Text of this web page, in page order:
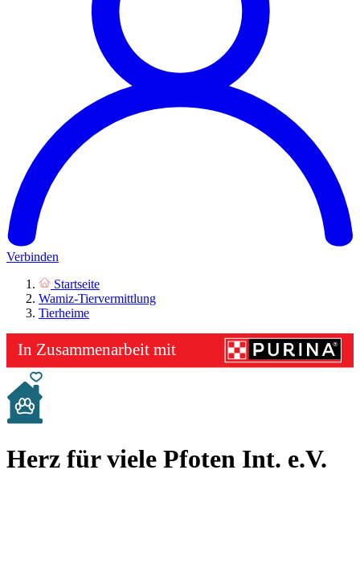
Verbinden
Startseite
Wamiz-Tiervermittlung
Tierheime
Herz für viele Pfoten Int. e.V.